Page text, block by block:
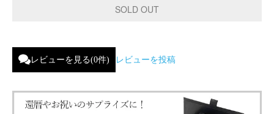
レビューを見る(0件) レビューを投稿